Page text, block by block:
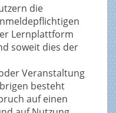
die
Lernplattform
soweit dies der
Veranstaltung
besteht
auf einen